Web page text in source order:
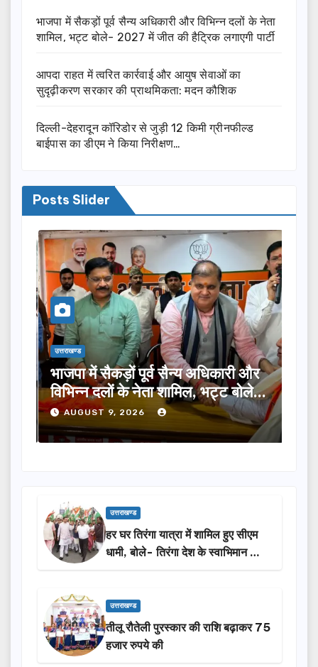
भाजपा में सैकड़ों पूर्व सैन्य अधिकारी और विभिन्न दलों के नेता
शामिल, भट्ट बोले- 2027 में जीत की हैट्रिक लगाएगी पार्टी
आपदा राहत में त्वरित कार्रवाई और आयुष सेवाओं का
सुदृढ़ीकरण सरकार की प्राथमिकता: मदन कौशिक
दिल्ली-देहरादून कॉरिडोर से जुड़ी 12 किमी ग्रीनफील्ड
बाईपास का डीएम ने किया निरीक्षण…
Posts Slider
उत्तराखण्ड
भाजपा में सैकड़ों पूर्व सैन्य अधिकारी और
विभिन्न दलों के नेता शामिल, भट्ट बोले-
2027 में जीत की हैट्रिक लगाएगी पार्टी
AUGUST 9, 2026
उत्तराखण्ड
हर घर तिरंगा यात्रा में शामिल हुए सीएम
धामी, बोले- तिरंगा देश के स्वाभिमान का
प्रतीक
उत्तराखण्ड
तीलू रौतेली पुरस्कार की राशि बढ़ाकर 75
हजार रुपये की